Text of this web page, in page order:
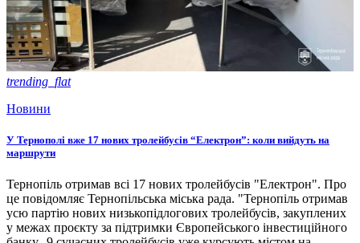
trending_flat
Новини
У Тернополі вже 17 нових тролейбусів “Електрон”: коли вийдуть на
маршрути
Тернопіль отримав всі 17 нових тролейбусів "Електрон". Про
це повідомляє Тернопільська міська рада. "Тернопіль отримав
усю партію нових низькопідлогових тролейбусів, закуплених
у межах проєкту за підтримки Європейського інвестиційного